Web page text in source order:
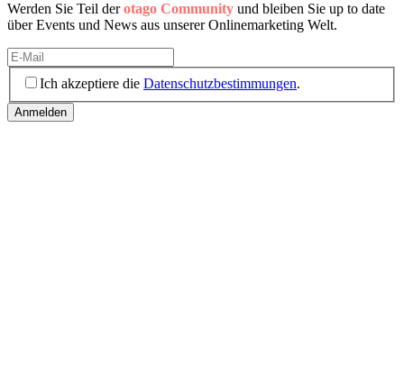
Werden Sie Teil derotago Community und bleiben Sie up to date
über Events und News aus unserer Onlinemarketing Welt.
Ich akzeptiere die Datenschutzbestimmungen.